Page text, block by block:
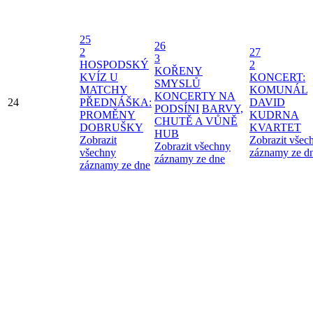
24
25
2
HOSPODSKÝ
KVÍZ U
MATCHY
PŘEDNÁŠKA:
PROMĚNY
DOBRUŠKY
Zobrazit
všechny
záznamy ze dne
26
3
KOŘENY
SMYSLŮ
KONCERTY NA
PODSÍNI BARVY,
CHUTĚ A VŮNĚ
HUB
Zobrazit všechny
záznamy ze dne
27
2
KONCERT:
KOMUNÁL
DAVID
KUDRNA
KVARTET
Zobrazit
záznamy ze